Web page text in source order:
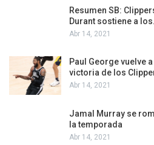
Resumen SB:
Durant sostiene a
Abr 14, 2021
Paul George vuelve
victoria de los
Abr 14, 2021
Jamal Murray se
la temporada
Abr 14, 2021